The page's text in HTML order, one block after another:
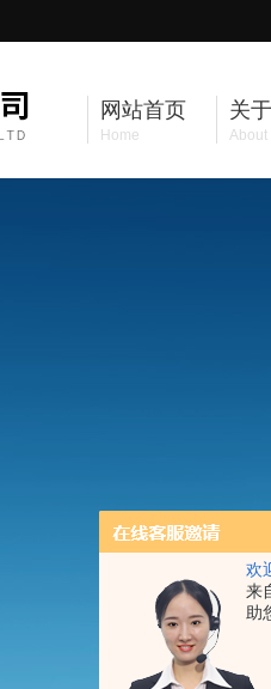
欢
来
助
网站首页
Home
关
About